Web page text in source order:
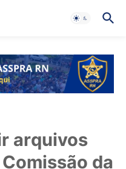
arquivos
da